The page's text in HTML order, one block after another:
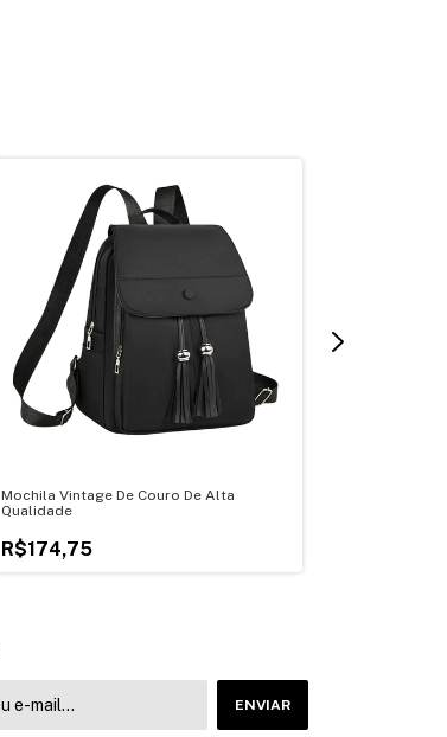
Mochila Vintage De Couro De Alta
Qualidade
R$174,75